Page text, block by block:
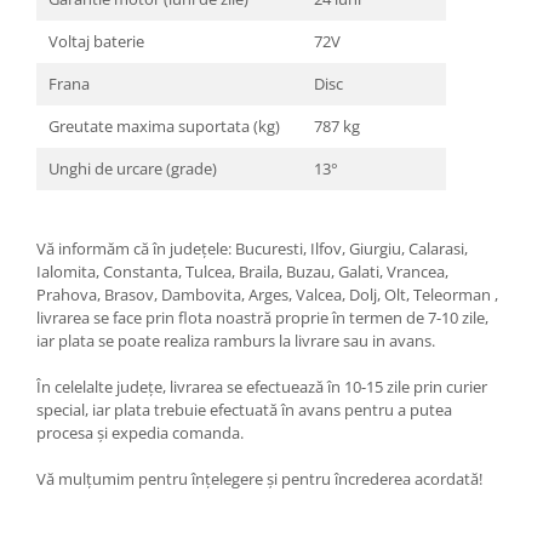
Aragaze, plite, piese butelii de
Gratare
Iluminat & electrice
Prelungitoare & cabluri electrice
Becuri
Conectori/doze
Corpuri de iluminat
Lanterne
Voltaj baterie
72V
Frana
Disc
Greutate maxima suportata (kg)
787 kg
Unghi de urcare (grade)
13°
Vă informăm că în județele: Bucuresti, Ilfov, Giurgiu, Calarasi,
Ialomita, Constanta, Tulcea, Braila, Buzau, Galati, Vrancea,
Prahova, Brasov, Dambovita, Arges, Valcea, Dolj, Olt, Teleorman ,
livrarea se face prin flota noastră proprie în termen de 7-10 zile,
iar plata se poate realiza ramburs la livrare sau in avans.
În celelalte județe, livrarea se efectuează în 10-15 zile prin curier
special, iar plata trebuie efectuată în avans pentru a putea
procesa și expedia comanda.
Vă mulțumim pentru înțelegere și pentru încrederea acordată!